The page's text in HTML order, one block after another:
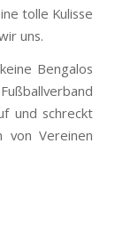
tolle Kulisse
uns.
Bengalos
und schreckt
von Vereinen